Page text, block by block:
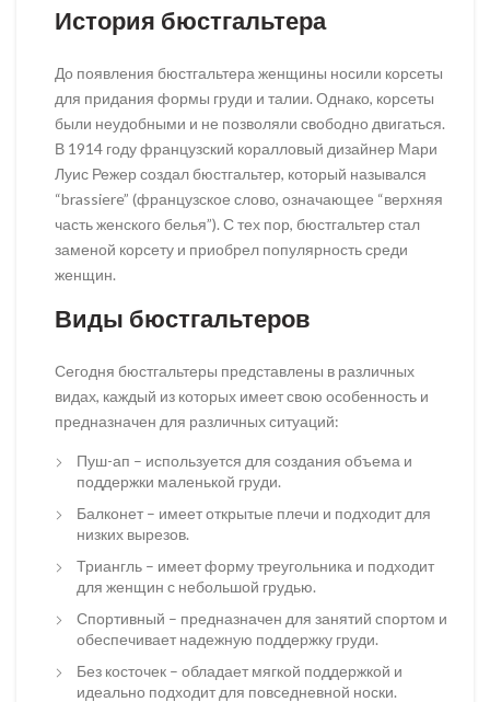
История бюстгальтера
До появления бюстгальтера женщины носили корсеты
для придания формы груди и талии. Однако, корсеты
были неудобными и не позволяли свободно двигаться.
В 1914 году французский коралловый дизайнер Мари
Луис Режер создал бюстгальтер, который назывался
“brassiere” (французское слово, означающее “верхняя
часть женского белья”). С тех пор, бюстгальтер стал
заменой корсету и приобрел популярность среди
женщин.
Виды бюстгальтеров
Сегодня бюстгальтеры представлены в различных
видах, каждый из которых имеет свою особенность и
предназначен для различных ситуаций:
Пуш-ап – используется для создания объема и
поддержки маленькой груди.
Балконет – имеет открытые плечи и подходит для
низких вырезов.
Триангль – имеет форму треугольника и подходит
для женщин с небольшой грудью.
Спортивный – предназначен для занятий спортом и
обеспечивает надежную поддержку груди.
Без косточек – обладает мягкой поддержкой и
идеально подходит для повседневной носки.